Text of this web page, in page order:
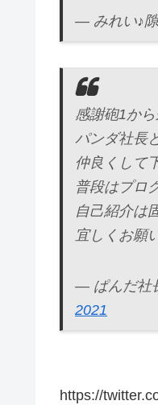
— みれい♪
感謝砲1か
パンダ社長
仲良くして
普段はプロ
自己紹介は
宜しくお願
— ぱんだ社
2021
https://